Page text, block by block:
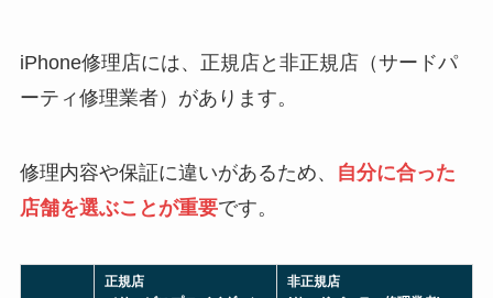
iPhone修理店には、正規店と非正規店（サードパ
ーティ修理業者）があります。
修理内容や保証に違いがあるため、
自分に合った
店舗を選ぶことが重要です。
正規店
非正規店